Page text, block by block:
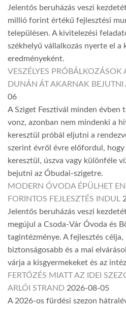
Jelentős beruházás veszi
millió forint értékű fejlesztési
településen. A kivitelezési
székhelyű vállalkozás nyerte el a
eredményeként.
VESZÉLYES PRÓBÁLKOZÁSOK
DUNÁN ÁT AKARNAK BEJUTNI
06
A Sziget Fesztivál minden évben
vonz, azonban nem mindenki a
keresztül próbál eljutni a
szerint évről évre előfordul, hogy
keresztül, úszva vagy különféle
bejutni az Óbudai-szigetre.
MODERN ÓVODA ÉPÜLHET
FORINTOS FEJLESZTÉS INDUL
Jelentős beruházás veszi
megújul a Csoda-Vár Óvoda és
tagintézménye. A fejlesztés
biztonságosabb és a mai
várja a kisgyermekeket és az
FERTŐZÉS MIATT AZ IDEI
ARLÓI STRAND 2026-08-05
A 2026-os fürdési szezon